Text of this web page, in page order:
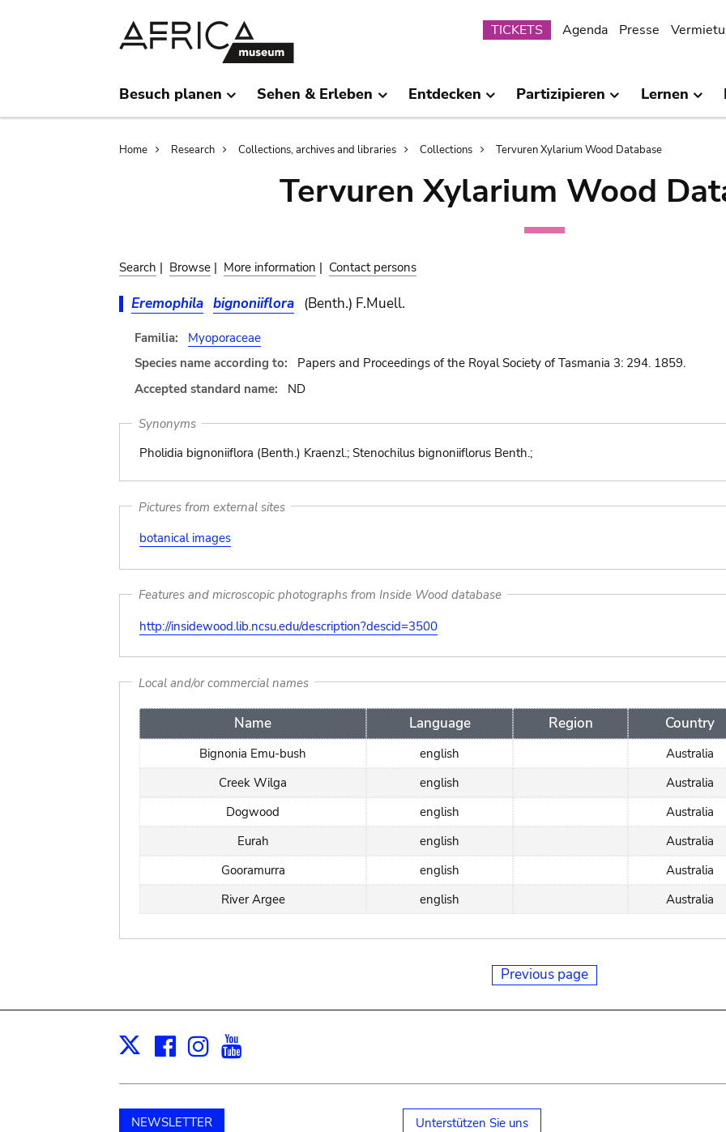
Submenu
TICKETS Agenda Presse
Besuch planen Sehen & Erleben Entdecken Partizipieren Lernen
Breadcrumb
Home Research Collections, archives and libraries Collections Tervuren Xylarium Wood Database
Tervuren Xylarium Wood
Search | Browse | More information | Contact persons
Eremophila bignoniiflora (Benth.) F.Muell.
Familia:
Myoporaceae
Species name according to:
Papers and Proceedings of the Royal Society of Tasmania 3: 294. 1859.
Accepted standard name:
ND
Synonyms
Pholidia bignoniiflora (Benth.) Kraenzl.; Stenochilus bignoniiflorus Benth.;
Pictures from external sites
botanical images
Features and microscopic photographs from Inside Wood database
http://insidewood.lib.ncsu.edu/description?descid=3500
Local and/or commercial names
Name Language Region Country
Bignonia Emu-bush english Australia
Creek Wilga
english Australia
Dogwood
english Australia
Eurah
english Australia
Gooramurra
english Australia
River Argee
english Australia
Previous page
X Facebook
Instagram
NEWSLETTER Unterstützen Sie uns